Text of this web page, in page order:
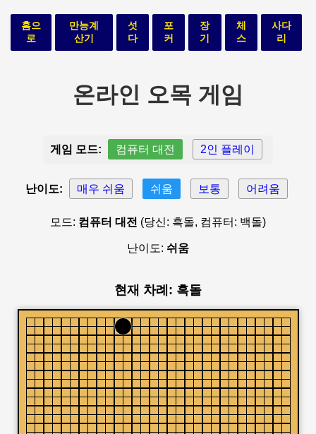
홈으
로
만능계
산기
섯
다
포
커
장
기
체
스
사다
리
온라인 오목 게임
게임 모드: 컴퓨터 대전 2인 플레이
난이도: 매우 쉬움 쉬움 보통 어려움
모드: 컴퓨터 대전 (당신: 흑돌, 컴퓨터: 백돌)
난이도: 쉬움
현재 차례: 흑돌